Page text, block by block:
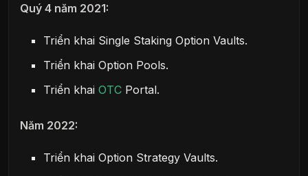
Quý 4 năm 2021:
Triển khai Single Staking Option Vaults.
Triển khai Option Pools.
Triển khaiOTC Portal.
Năm 2022:
Triển khai Option Strategy Vaults.